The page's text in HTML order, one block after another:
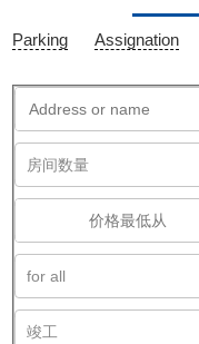
Parking Assignation